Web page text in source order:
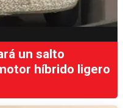
un salto
híbrido ligero